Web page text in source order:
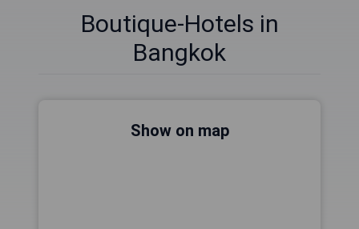
Boutique-Hotels in
Bangkok
Show on map